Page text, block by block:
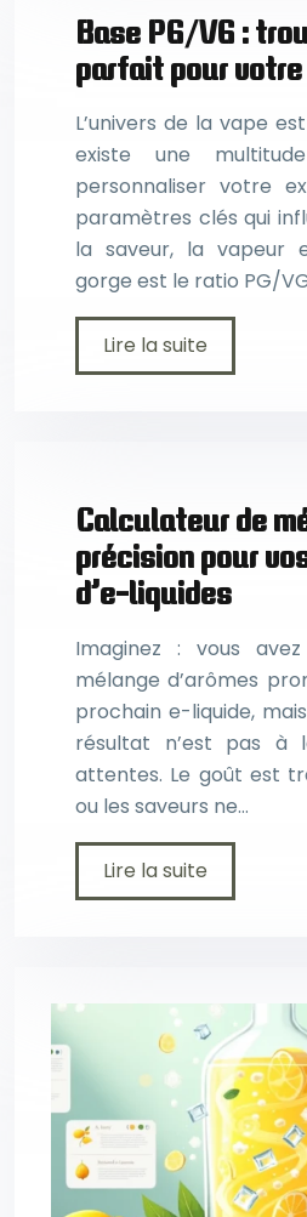
Base PG/VG :
parfait pour
L’univers de la vape
existe une
personnaliser votre
paramètres clés qui
la saveur, la vapeur
gorge est le ratio PG/
Lire la suite
Calculateur de
précision pour
d’e-liquides
Imaginez : vous
mélange d’arômes
prochain e-liquide,
résultat n’est pas à
attentes. Le goût est
ou les saveurs ne…
Lire la suite